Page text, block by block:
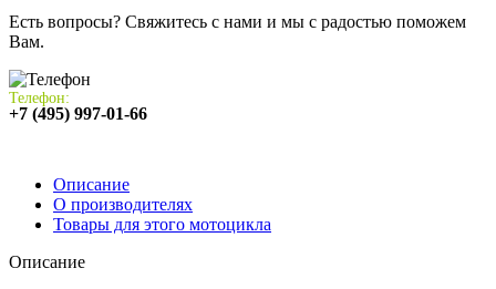
Есть вопросы? Свяжитесь с нами и мы с радостью поможем
Вам.
Телефон:
+7 (495) 997-01-66
Описание
О производителях
Товары для этого мотоцикла
Описание